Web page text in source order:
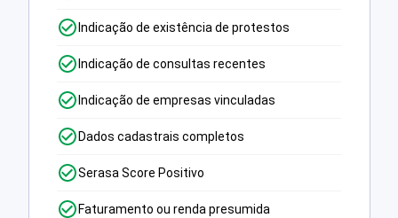
Indicação de existência de protestos
Indicação de consultas recentes
Indicação de empresas vinculadas
Dados cadastrais completos
Serasa Score Positivo
Faturamento ou renda presumida